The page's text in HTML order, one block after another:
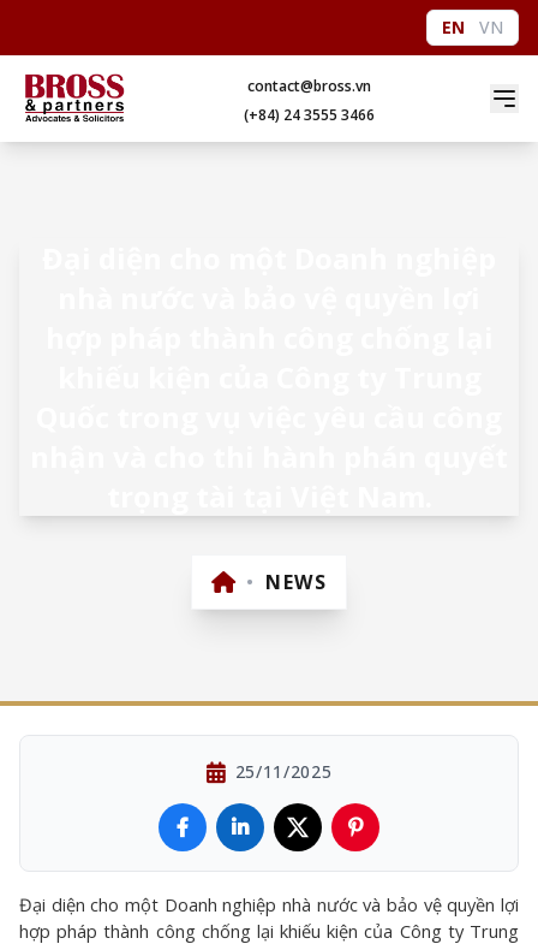
EN VN
contact@bross.vn
(+84) 24 3555 3466
• NEWS
25/11/2025
Đại diện cho một Doanh nghiệp nhà nước và bảo vệ quyền lợi
hợp pháp thành công chống lại khiếu kiện của Công ty Trung